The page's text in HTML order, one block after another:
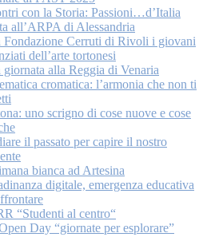
con la Storia: Passioni…d’Italia
all’ARPA di Alessandria
Fondazione Cerruti di Rivoli i giovani
dell’arte tortonesi
giornata alla Reggia di Venaria
cromatica: l’armonia che non ti
uno scrigno di cose nuove e cose
il passato per capire il nostro
bianca ad Artesina
digitale, emergenza educativa
“Studenti al centro“
Day “giornate per esplorare”